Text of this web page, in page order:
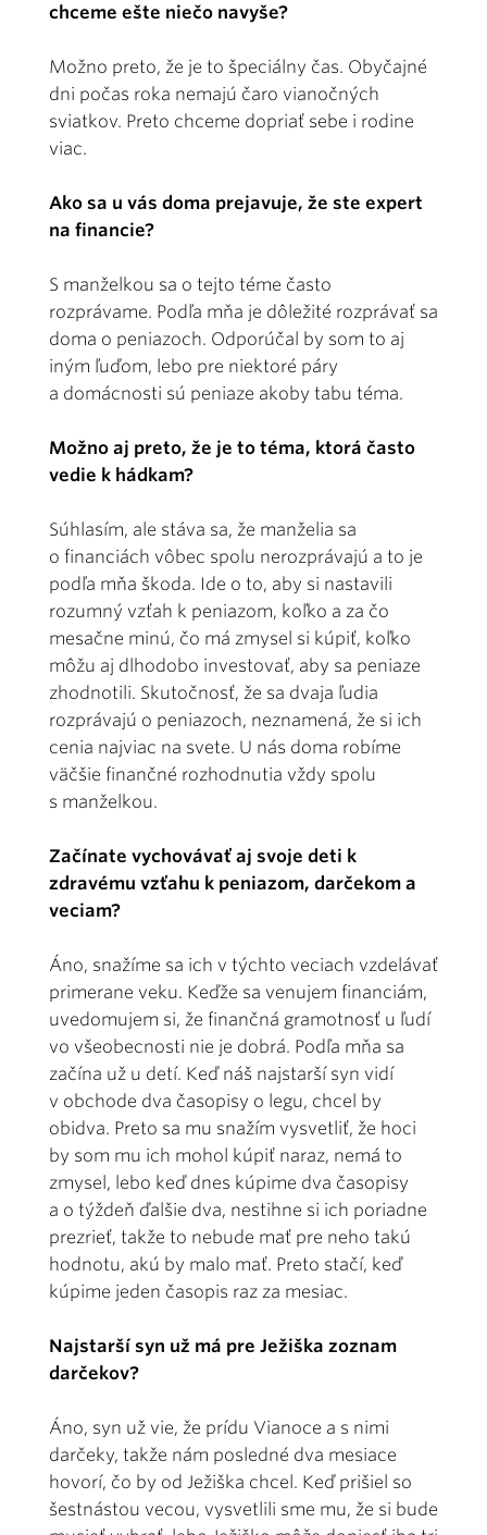
chceme ešte niečo navyše?
Možno preto, že je to špeciálny čas. Obyčajné
dni počas roka nemajú čaro vianočných
sviatkov. Preto chceme dopriať sebe i rodine
viac.
Ako sa u vás doma prejavuje, že ste expert
na financie?
S manželkou sa o tejto téme často
rozprávame. Podľa mňa je dôležité rozprávať sa
doma o peniazoch. Odporúčal by som to aj
iným ľuďom, lebo pre niektoré páry
a domácnosti sú peniaze akoby tabu téma.
Možno aj preto, že je to téma, ktorá často
vedie k hádkam?
Súhlasím, ale stáva sa, že manželia sa
o financiách vôbec spolu nerozprávajú a to je
podľa mňa škoda. Ide o to, aby si nastavili
rozumný vzťah k peniazom, koľko a za čo
mesačne minú, čo má zmysel si kúpiť, koľko
môžu aj dlhodobo investovať, aby sa peniaze
zhodnotili. Skutočnosť, že sa dvaja ľudia
rozprávajú o peniazoch, neznamená, že si ich
cenia najviac na svete. U nás doma robíme
väčšie finančné rozhodnutia vždy spolu
s manželkou.
Začínate vychovávať aj svoje deti k
zdravému vzťahu k peniazom, darčekom a
veciam?
Áno, snažíme sa ich v týchto veciach vzdelávať
primerane veku. Keďže sa venujem financiám,
uvedomujem si, že finančná gramotnosť u ľudí
vo všeobecnosti nie je dobrá. Podľa mňa sa
začína už u detí. Keď náš najstarší syn vidí
v obchode dva časopisy o legu, chcel by
obidva. Preto sa mu snažím vysvetliť, že hoci
by som mu ich mohol kúpiť naraz, nemá to
zmysel, lebo keď dnes kúpime dva časopisy
a o týždeň ďalšie dva, nestihne si ich poriadne
prezrieť, takže to nebude mať pre neho takú
hodnotu, akú by malo mať. Preto stačí, keď
kúpime jeden časopis raz za mesiac.
Najstarší syn už má pre Ježiška zoznam
darčekov?
Áno, syn už vie, že prídu Vianoce a s nimi
darčeky, takže nám posledné dva mesiace
hovorí, čo by od Ježiška chcel. Keď prišiel so
šestnástou vecou, vysvetlili sme mu, že si bude